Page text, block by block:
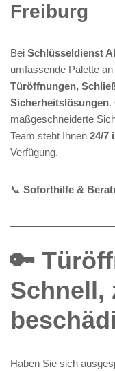
Freiburg
Bei Schlüsseldienst
umfassende Palette
Türöffnungen,
Sicherheitslösungen.
maßgeschneiderte
Team steht Ihnen 24/7
Verfügung.
📞 Soforthilfe &
🔑
Schnell,
Haben Sie sich